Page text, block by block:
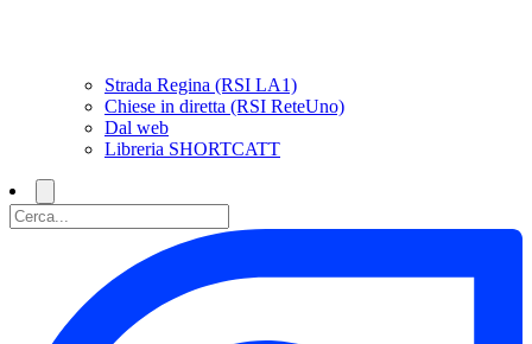
Strada Regina (RSI LA1)
Chiese in diretta (RSI ReteUno)
Dal web
Libreria SHORTCATT